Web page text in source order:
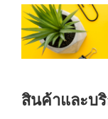
สินค้าและบ